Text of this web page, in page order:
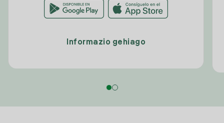
Informazio gehiago